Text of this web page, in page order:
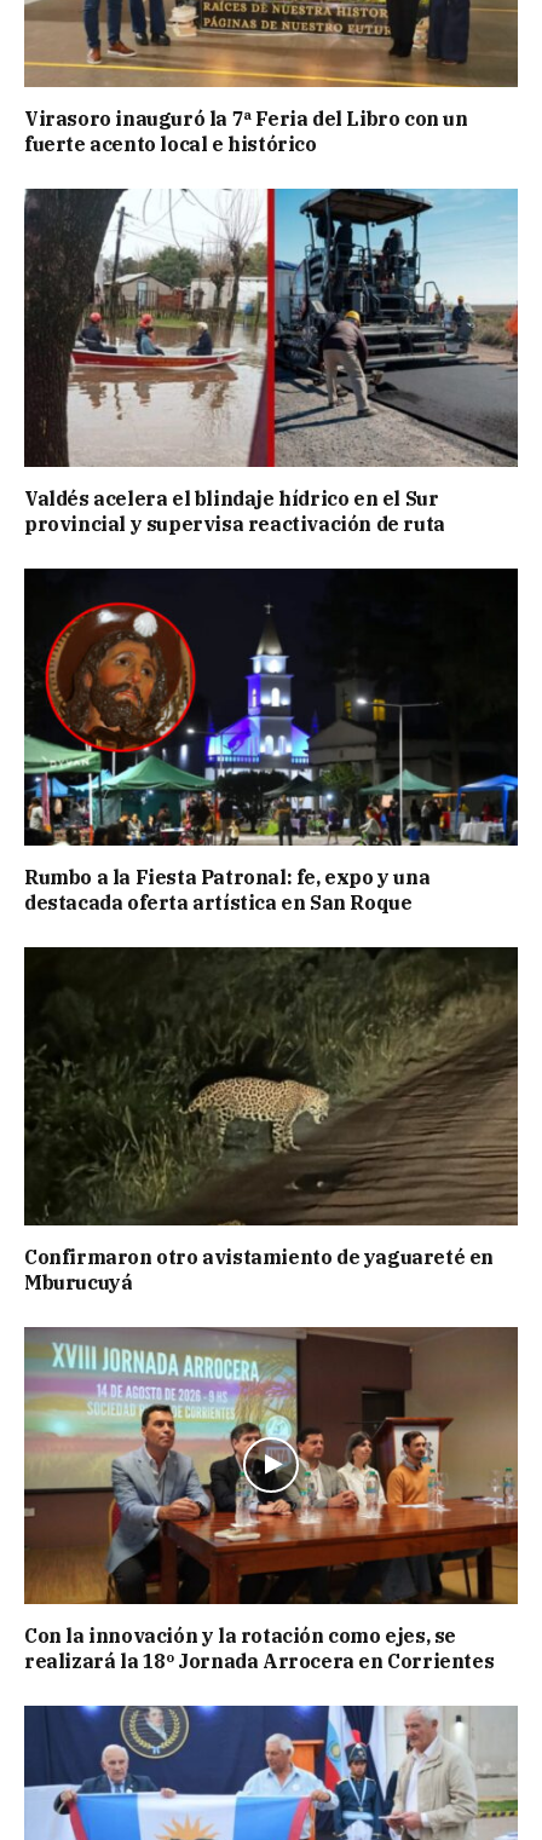
Virasoro inauguró la 7ª Feria del Libro con un
fuerte acento local e histórico
Valdés acelera el blindaje hídrico en el Sur
provincial y supervisa reactivación de ruta
Rumbo a la Fiesta Patronal: fe, expo y una
destacada oferta artística en San Roque
Confirmaron otro avistamiento de yaguareté en
Mburucuyá
Con la innovación y la rotación como ejes, se
realizará la 18º Jornada Arrocera en Corrientes